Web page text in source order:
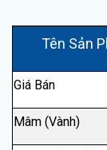
Tên Sản
Giá Bán
Mâm (Vành)